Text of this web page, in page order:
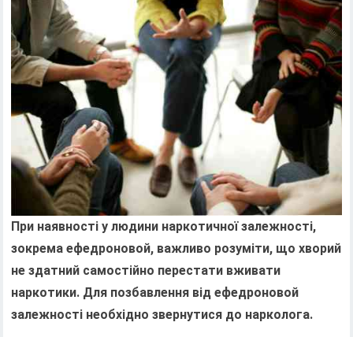
При наявності у людини наркотичної залежності,
зокрема ефедроновой, важливо розуміти, що хворий
не здатний самостійно перестати вживати
наркотики. Для позбавлення від ефедроновой
залежності необхідно звернутися до нарколога.